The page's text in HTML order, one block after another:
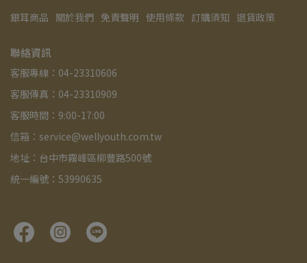
銀耳商品 關於我們 免責聲明 使用條款 訂購須知 退貨政策
聯絡資訊
客服專線：04-23310606
客服傳真：04-23310909
客服時間：9:00-17:00
信箱：service@wellyouth.com.tw
地址：台中市霧峰區柳豐路500號
統一編號：53990635